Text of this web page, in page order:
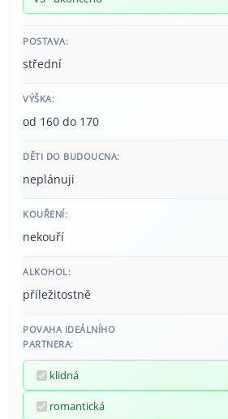
POSTAVA:
střední
VÝŠKA:
od 160 do 170
DĚTI DO BUDOUCNA:
neplánuji
KOUŘENÍ:
nekouří
ALKOHOL:
příležitostně
POVAHA IDEÁLNÍHO
PARTNERA:
klidná
romantická